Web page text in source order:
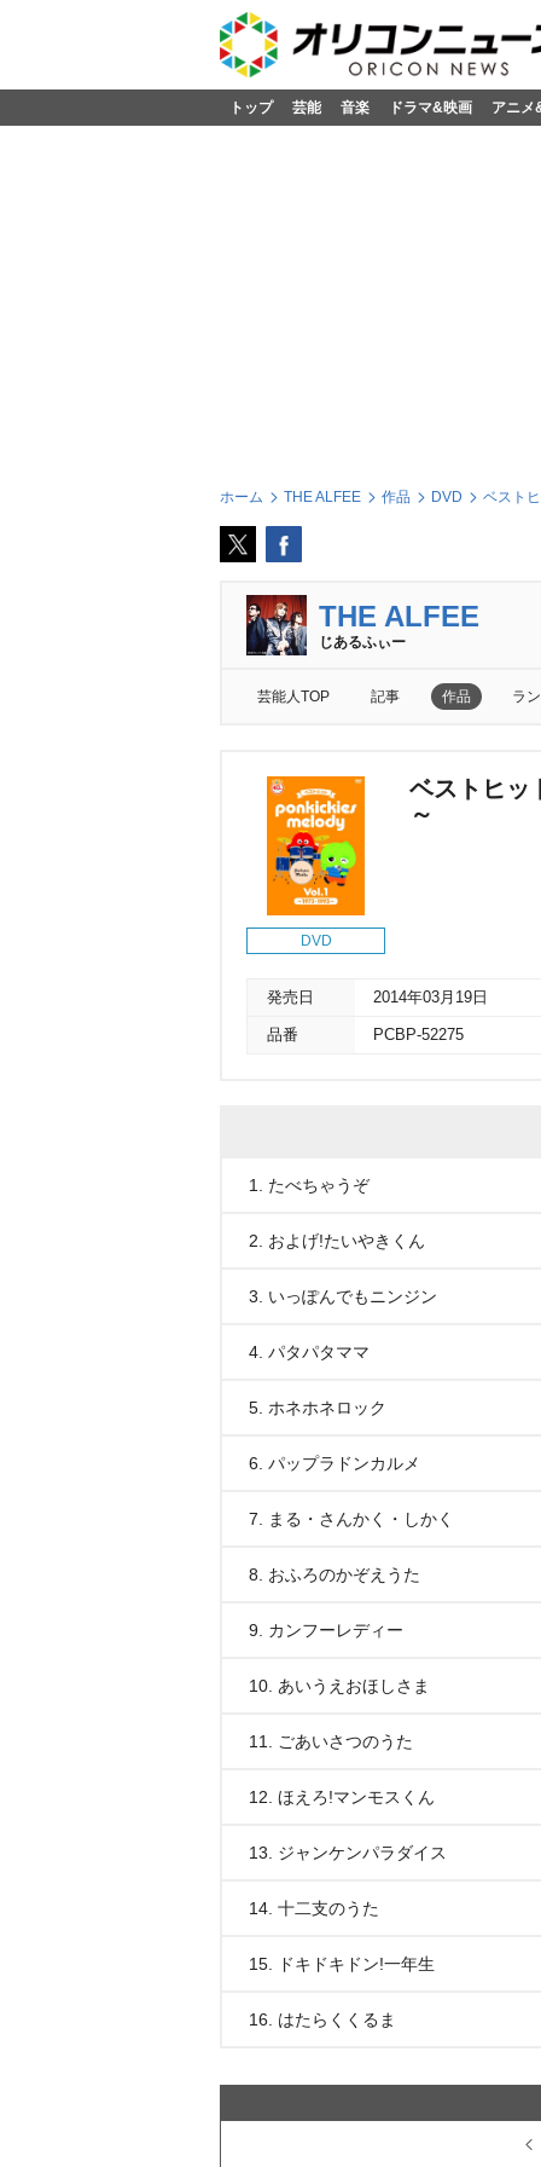
トップ 芸能 音楽 ドラマ&映画 アニメ
ホーム THE ALFEE 作品 DVD ベスト
THE ALFEE
じあるふぃー
芸能人TOP 記事 作品 ラ
DVD
ベストヒ
～
発売日 2014年03月19日
品番 PCBP-52275
1. たべちゃうぞ
2. およげ!たいやきくん
3. いっぽんでもニンジン
4. パタパタママ
5. ホネホネロック
6. パップラドンカルメ
7. まる・さんかく・しかく
8. おふろのかぞえうた
9. カンフーレディー
10. あいうえおほしさま
11. ごあいさつのうた
12. ほえろ!マンモスくん
13. ジャンケンパラダイス
14. 十二支のうた
15. ドキドキドン!一年生
16. はたらくくるま